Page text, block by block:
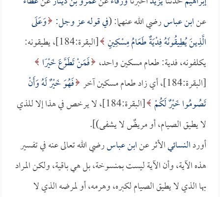
عنابن عباسرضي الله عنهما: (في قوله عز وجل: وَعَلَى
الَّذِينَ يُطِيقُونَهُ فِدْيَةٌ طَعَامُ مِسْكِينٍ
[البقرة:184]، يطيقونه:
يكلفونه، فدية: طعام مسكين واحد، فَمَنْ تَطَوَّعَ خَيْرًا
[البقرة:184]، أي زاد طعام مسكين آخر
فَهُوَ خَيْرٌ لَهُ وَأَنْ
تَصُومُوا خَيْرٌ لَكُمْ
[البقرة:184]، لا يرخص في هذا إلا للذي
لا يطيق الصيام، أو مريضٌ لا يشفى)].
أوردالنسائيالأثر عنابن عباسرضي الله تعالى عنه في تفسير
هذه الآية، وأن الآية ليست بمنسوخة، بل هي باقية، ولكن المراد
بها الذي لا يطيق الصيام لكبره، وهرمه، أو لمرضه الذي لا